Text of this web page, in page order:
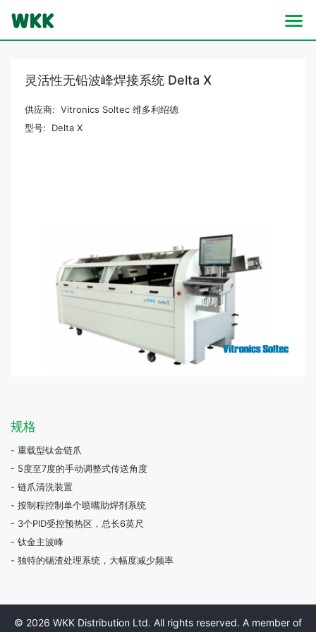
灵活性无铅波峰焊接系统 Delta X
供应商: Vitronics Soltec 维多利绍德
型号: Delta X
规格
- 重载型钛金链爪
- 5度至7度的手动调整式传送角度
- 链爪清洗装置
- 按制程控制单个喷嘴助焊剂系统
- 3个PID受控预热区，总长6英尺
- 钛金主波峰
- 独特的锡渣处理系统，大幅度减少频率
© 2026 WKK Distribution Ltd. All rights reserved. A member of